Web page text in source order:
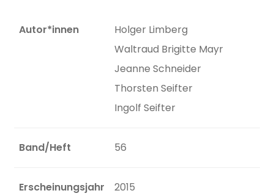
Autor*innen
Holger Limberg
Waltraud Brigitte Mayr
Jeanne Schneider
Thorsten Seifter
Ingolf Seifter
Band/Heft 56
Erscheinungsjahr 2015